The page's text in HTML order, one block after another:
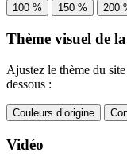
100 % 150 % 200
Thème visuel de
Ajustez le thème du
dessous :
Couleurs d’origine
Vidéo